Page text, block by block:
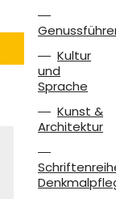
Kultur
und
Sprache
Kunst &
Architektur